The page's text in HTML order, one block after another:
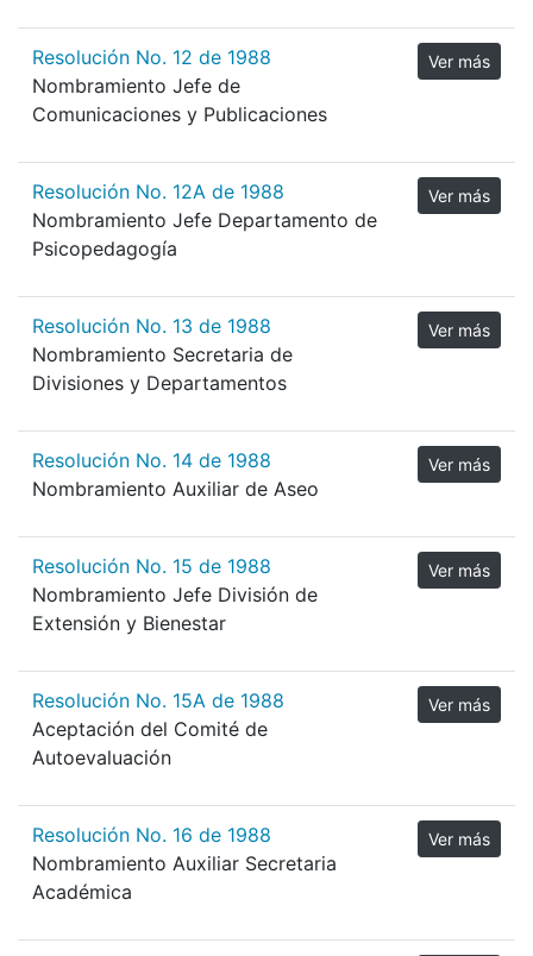
Resolución No. 12 de 1988
Nombramiento Jefe de
Comunicaciones y Publicaciones
Ver más
Resolución No. 12A de 1988
Nombramiento Jefe Departamento de
Psicopedagogía
Ver más
Resolución No. 13 de 1988
Nombramiento Secretaria de
Divisiones y Departamentos
Ver más
Resolución No. 14 de 1988
Nombramiento Auxiliar de Aseo
Ver más
Resolución No. 15 de 1988
Nombramiento Jefe División de
Extensión y Bienestar
Ver más
Resolución No. 15A de 1988
Aceptación del Comité de
Autoevaluación
Ver más
Resolución No. 16 de 1988
Nombramiento Auxiliar Secretaria
Académica
Ver más